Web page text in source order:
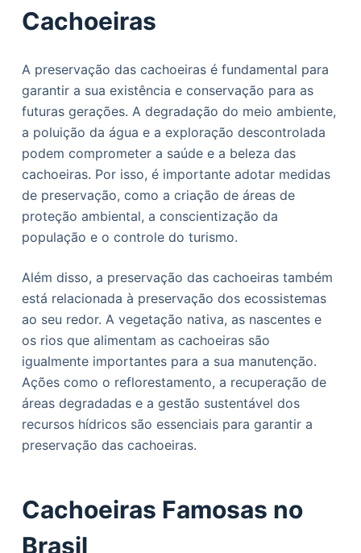
Cachoeiras
A preservação das cachoeiras é fundamental para
garantir a sua existência e conservação para as
futuras gerações. A degradação do meio ambiente,
a poluição da água e a exploração descontrolada
podem comprometer a saúde e a beleza das
cachoeiras. Por isso, é importante adotar medidas
de preservação, como a criação de áreas de
proteção ambiental, a conscientização da
população e o controle do turismo.
Além disso, a preservação das cachoeiras também
está relacionada à preservação dos ecossistemas
ao seu redor. A vegetação nativa, as nascentes e
os rios que alimentam as cachoeiras são
igualmente importantes para a sua manutenção.
Ações como o reflorestamento, a recuperação de
áreas degradadas e a gestão sustentável dos
recursos hídricos são essenciais para garantir a
preservação das cachoeiras.
Cachoeiras Famosas no
Brasil